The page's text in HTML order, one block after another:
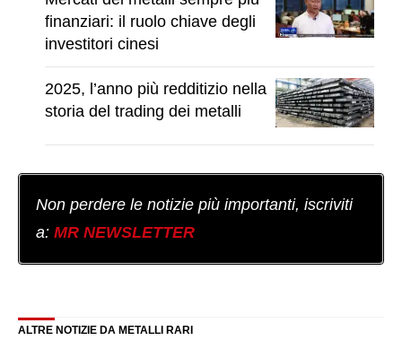
finanziari: il ruolo chiave degli
investitori cinesi
2025, l’anno più redditizio nella
storia del trading dei metalli
Non perdere le notizie più importanti, iscriviti
a: MR NEWSLETTER
ALTRE NOTIZIE DA METALLI RARI